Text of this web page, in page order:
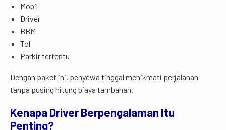
Mobil
Driver
BBM
Tol
Parkir tertentu
Dengan paket ini, penyewa tinggal menikmati perjalanan
tanpa pusing hitung biaya tambahan.
Kenapa Driver Berpengalaman Itu
Penting?